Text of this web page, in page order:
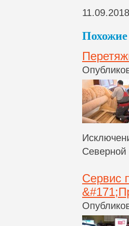
11.09.2018
Похожие
Сервис